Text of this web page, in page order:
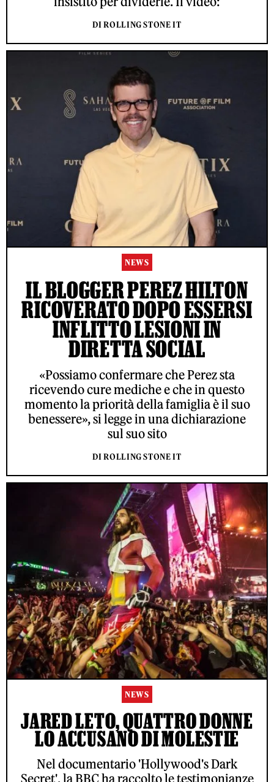
DI ROLLING STONE IT
NEWS
IL BLOGGER PEREZ HILTON
RICOVERATO DOPO ESSERSI
INFLITTO LESIONI IN
DIRETTA SOCIAL
«Possiamo confermare che Perez sta
ricevendo cure mediche e che in questo
momento la priorità della famiglia è il suo
benessere», si legge in una dichiarazione
sul suo sito
DI ROLLING STONE IT
NEWS
JARED LETO, QUATTRO DONNE
LO ACCUSANO DI MOLESTIE
Nel documentario 'Hollywood's Dark
Secret', la BBC ha raccolto le testimonianze